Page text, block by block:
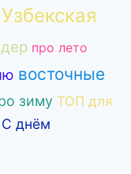
Узбекская
про лето
восточные
зиму ТОП для
С днём